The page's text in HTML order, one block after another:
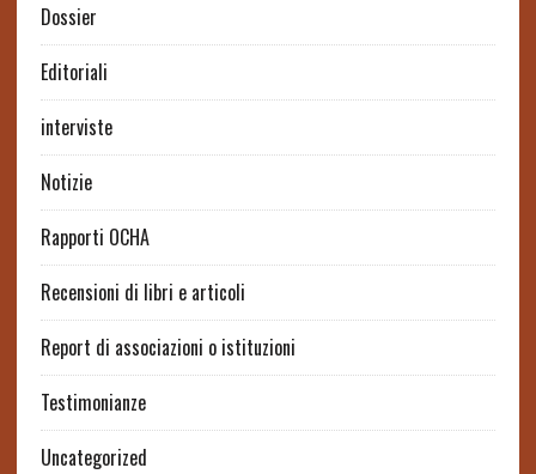
Dossier
Editoriali
interviste
Notizie
Rapporti OCHA
Recensioni di libri e articoli
Report di associazioni o istituzioni
Testimonianze
Uncategorized